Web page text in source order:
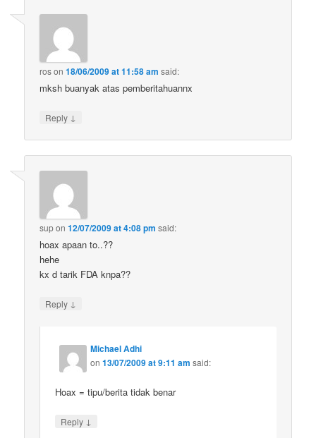
roson18/06/2009 at 11:58 am said:
mksh buanyak atas pemberitahuannx
Reply ↓
supon12/07/2009 at 4:08 pm said:
hoax apaan to..??
hehe
kx d tarik FDA knpa??
Reply ↓
Michael Adhi
on13/07/2009 at 9:11 am said:
Hoax = tipu/berita tidak benar
Reply ↓